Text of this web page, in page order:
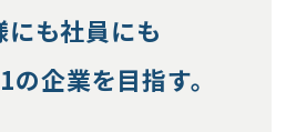
にも社員にも
企業を目指す。